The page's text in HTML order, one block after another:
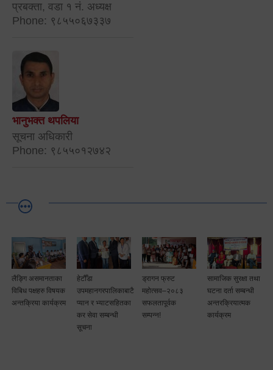
प्रबक्ता, वडा १ नं. अध्यक्ष
Phone: ९८५५०६७३३७
भानुभक्त थपलिया
सूचना अधिकारी
Phone: ९८५५०१२७४२
लैङ्गि असमानताका
विबिध पक्षहरु विषयक
अन्तक्रिया कार्यक्रम
हेटौँडा
उपमहानगरपालिकाबाटै
प्यान र भ्याटसहितका
कर सेवा सम्बन्धी
सूचना
ड्रागन फ्रुट
महोत्सव–२०८३
सफलतापूर्वक
सम्पन्न!
सामाजिक सुरक्षा तथा
घटना दर्ता सम्बन्धी
अन्तरक्रियात्मक
कार्यक्रम